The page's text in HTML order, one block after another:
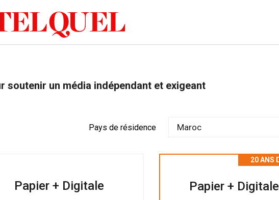
soutenir un média indépendant et exigeant
Pays de résidence
Papier + Digitale
Papier + Digitale